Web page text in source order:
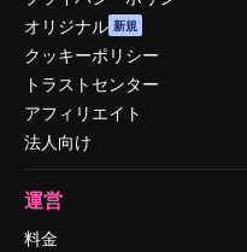
オリジナル 新規
クッキーポリシー
トラストセンター
アフィリエイト
法人向け
運営
料金